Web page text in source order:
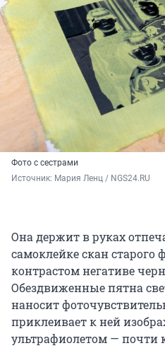
Фото с сестрами
Источник: Мария Ленц / NGS24.RU
Она держит в руках
самоклейке скан старого
контрастом негативе
Обездвиженные пятна
наносит
приклеивает к ней
ультрафиолетом —